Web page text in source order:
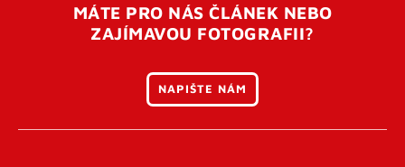
MÁTE PRO NÁS ČLÁNEK NEBO
ZAJÍMAVOU FOTOGRAFII?
NAPIŠTE NÁM